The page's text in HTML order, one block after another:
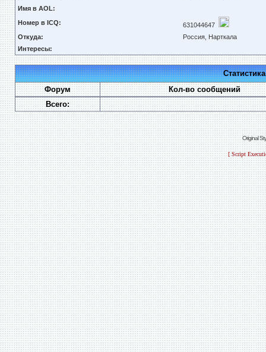
Имя в AOL:
Номер в ICQ:
631044647
Откуда:
Россия, Нарткала
Интересы:
Форум
Кол-во сообщений
Всего:
Original
[ Script